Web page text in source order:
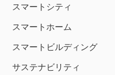
スマートシティ
スマートホーム
スマートビルディング
サステナビリティ